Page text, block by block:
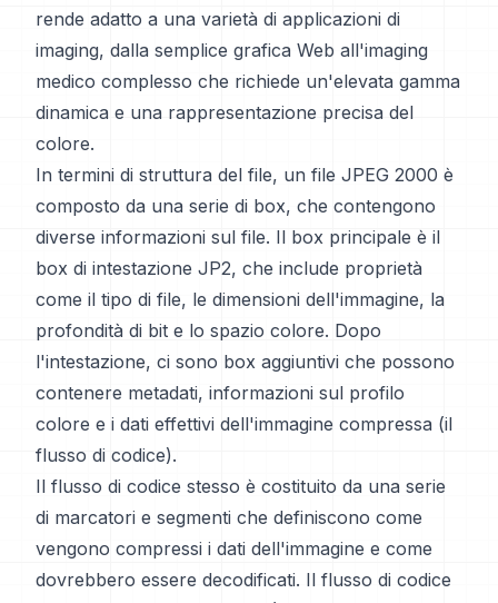
rende adatto a una varietà di applicazioni di
imaging, dalla semplice grafica Web all'imaging
medico complesso che richiede un'elevata gamma
dinamica e una rappresentazione precisa del
colore.
In termini di struttura del file, un file JPEG 2000 è
composto da una serie di box, che contengono
diverse informazioni sul file. Il box principale è il
box di intestazione JP2, che include proprietà
come il tipo di file, le dimensioni dell'immagine, la
profondità di bit e lo spazio colore. Dopo
l'intestazione, ci sono box aggiuntivi che possono
contenere metadati, informazioni sul profilo
colore e i dati effettivi dell'immagine compressa (il
flusso di codice).
Il flusso di codice stesso è costituito da una serie
di marcatori e segmenti che definiscono come
vengono compressi i dati dell'immagine e come
dovrebbero essere decodificati. Il flusso di codice